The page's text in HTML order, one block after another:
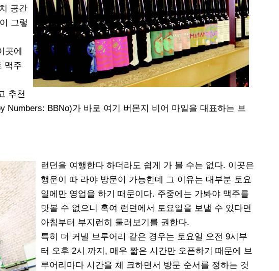
공간
그렇
곳에
맥주
추천
Numbers: BBNo)가 바로 여기 버몬지 비어 마일을 대표하는 브
런던을 여행한다 하더라도 쉽게 가 볼 수는 없다. 이곳은
행운이 따 라야 방문이 가능한데 그 이유는 대부분 토요
일에만 영업을 하기 때문이다. 주중에는 가봐야 맥주를
맛볼 수 없으니 혹여 런던에서 토요일을 보낼 수 있다면
아침부터 부지런히 둘러보기를 권한다.
특히 더 커넬 브루어리 같은 경우는 토요일 오전 9시부
터 오후 2시 까지, 매우 짧은 시간만 오픈하기 때문에 브
루어리마다 시간을 체 크하면서 방문 순서를 정하는 것